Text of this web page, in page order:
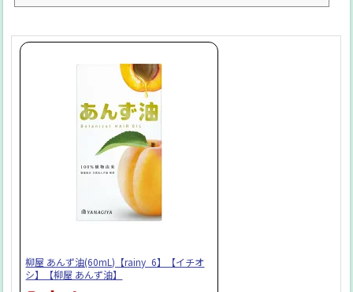
リするのを改善するには？生まれて初めて髪をロングヘアにしたんですけどケア方
詳しい経緯はこちらをどうぞ↓というわけで、今回は私が美容師さんに聞いてきた
自宅でできる乾燥した髪のヘアケアの３つの方法を紹介し...
柳屋 あんず油(60mL)【rainy_6】【イチオ
シ】【柳屋 あんず油】